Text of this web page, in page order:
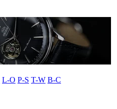
L-O P-S T-W В-С